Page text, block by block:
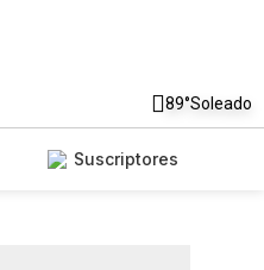
89°Soleado
Suscriptores